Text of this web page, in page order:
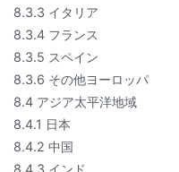
8.3.3 イタリア
8.3.4 フランス
8.3.5 スペイン
8.3.6 その他ヨーロッパ
8.4 アジア太平洋地域
8.4.1 日本
8.4.2 中国
8.4.3 インド